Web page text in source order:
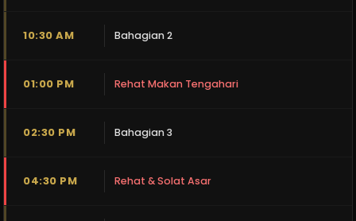
10:30 AM Bahagian 2
01:00 PM Rehat Makan Tengahari
02:30 PM Bahagian 3
04:30 PM Rehat & Solat Asar